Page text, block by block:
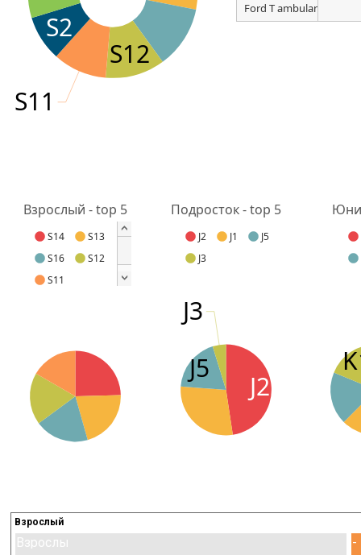
S12
S11
S2
Ford T ambulance
S14
S13
S16
S12
S11
Взрослый - top 5
J2 J1
J5
J3
Подросток - top 5
J2
J5
J3
Взрослый
Взрослый
-